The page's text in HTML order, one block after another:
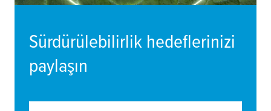
Sürdürülebilirlik hedeflerinizi
paylaşın